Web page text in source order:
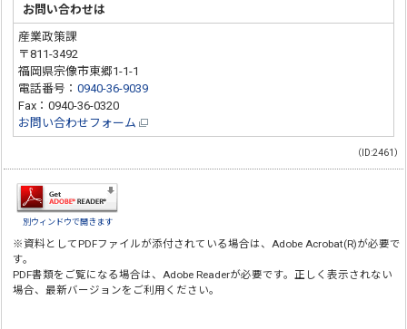
お問い合わせは
産業政策課
〒811-3492
福岡県宗像市東郷1-1-1
電話番号：0940-36-9039
Fax：0940-36-0320
お問い合わせフォーム
（ID:2461）
別ウィンドウで開きます
※資料としてPDFファイルが添付されている場合は、 Adobe Acrobat(R)が必要で
す。
PDF書類をご覧になる場合は、 Adobe Readerが必要です。正しく表示されない
場合、最新バージョンをご利用ください。